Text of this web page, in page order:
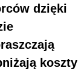
dzięki
koszty